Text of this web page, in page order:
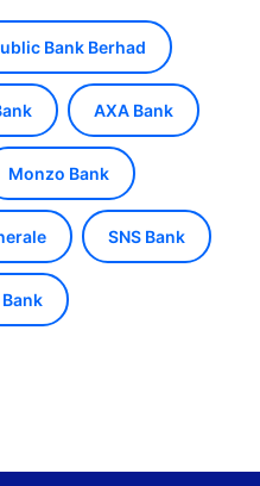
Bank Berhad
AXA Bank
Monzo Bank
SNS Bank